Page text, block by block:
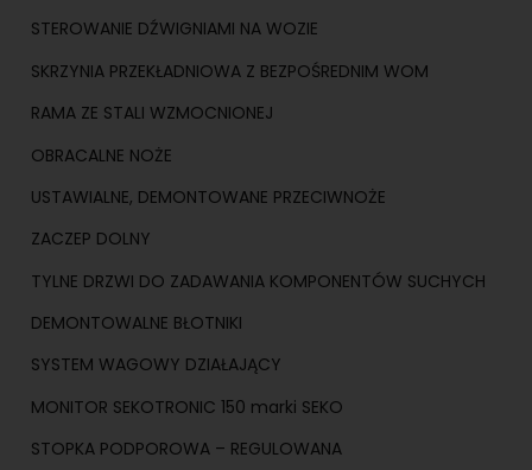
STEROWANIE DŹWIGNIAMI NA WOZIE
SKRZYNIA PRZEKŁADNIOWA Z BEZPOŚREDNIM WOM
RAMA ZE STALI WZMOCNIONEJ
OBRACALNE NOŻE
USTAWIALNE, DEMONTOWANE PRZECIWNOŻE
ZACZEP DOLNY
TYLNE DRZWI DO ZADAWANIA KOMPONENTÓW SUCHYCH
DEMONTOWALNE BŁOTNIKI
SYSTEM WAGOWY DZIAŁAJĄCY
MONITOR SEKOTRONIC 150 marki SEKO
STOPKA PODPOROWA – REGULOWANA